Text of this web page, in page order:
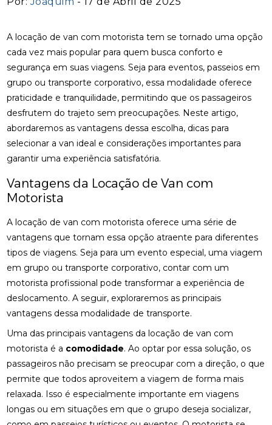
A locação de van com motorista tem se tornado uma opção
cada vez mais popular para quem busca conforto e
segurança em suas viagens. Seja para eventos, passeios em
grupo ou transporte corporativo, essa modalidade oferece
praticidade e tranquilidade, permitindo que os passageiros
desfrutem do trajeto sem preocupações. Neste artigo,
abordaremos as vantagens dessa escolha, dicas para
selecionar a van ideal e considerações importantes para
garantir uma experiência satisfatória.
Vantagens da Locação de Van com
Motorista
A locação de van com motorista oferece uma série de
vantagens que tornam essa opção atraente para diferentes
tipos de viagens. Seja para um evento especial, uma viagem
em grupo ou transporte corporativo, contar com um
motorista profissional pode transformar a experiência de
deslocamento. A seguir, exploraremos as principais
vantagens dessa modalidade de transporte.
Uma das principais vantagens da locação de van com
motorista é a comodidade. Ao optar por essa solução, os
passageiros não precisam se preocupar com a direção, o que
permite que todos aproveitem a viagem de forma mais
relaxada. Isso é especialmente importante em viagens
longas ou em situações em que o grupo deseja socializar,